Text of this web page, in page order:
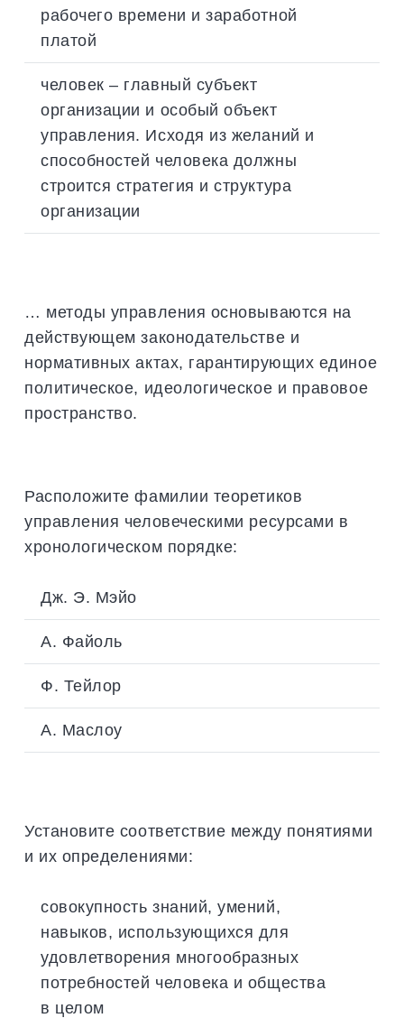
рабочего времени и заработной
платой
человек – главный субъект
организации и особый объект
управления. Исходя из желаний и
способностей человека должны
строится стратегия и структура
организации
… методы управления основываются на
действующем законодательстве и
нормативных актах, гарантирующих единое
политическое, идеологическое и правовое
пространство.
Расположите фамилии теоретиков
управления человеческими ресурсами в
хронологическом порядке:
Дж. Э. Мэйо
А. Файоль
Ф. Тейлор
А. Маслоу
Установите соответствие между понятиями
и их определениями:
совокупность знаний, умений,
навыков, использующихся для
удовлетворения многообразных
потребностей человека и общества
в целом